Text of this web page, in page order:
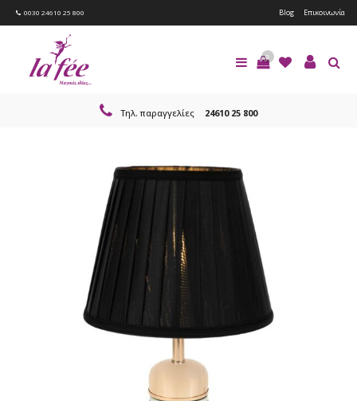
0030 24610 25 800 Blog Επικοινωνία
0
Τηλ. παραγγελίες 24610 25 800